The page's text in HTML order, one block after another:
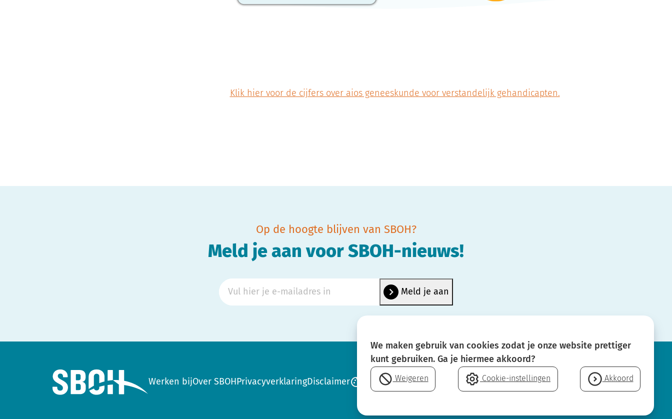
Klik hier voor de cijfers over aios geneeskunde voor verstandelijk gehandicapten.
Op de hoogte blijven van SBOH?
Meld je aan voor SBOH-nieuws!
Werken bijOver SBOH PrivacyverklaringDisclaimer Cookie-instellingen Neem contact op
We maken gebruik van cookies zodat je onze website prettiger
kunt gebruiken. Ga je hiermee akkoord?
Weigeren Cookie-instellingen Akkoord